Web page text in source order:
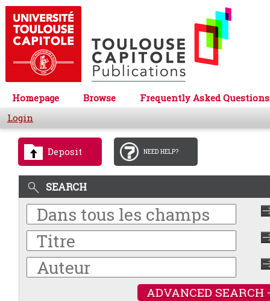
Homepage Browse
Frequently Asked Questions
Login
Deposit NEED HELP?
SEARCH
ADVANCED SEARCH